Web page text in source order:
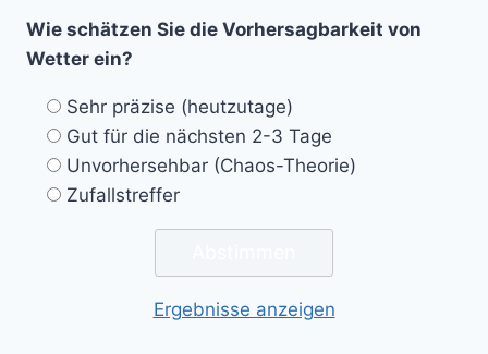
Wie schätzen Sie die Vorhersagbarkeit von
Wetter ein?
Sehr präzise (heutzutage)
Gut für die nächsten 2-3 Tage
Unvorhersehbar (Chaos-Theorie)
Zufallstreffer
Ergebnisse anzeigen